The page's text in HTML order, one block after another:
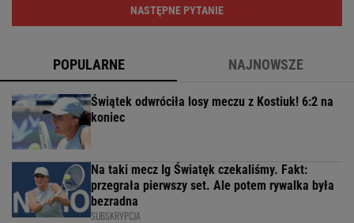
NASTĘPNE PYTANIE
POPULARNE NAJNOWSZE
Świątek odwróciła losy meczu z Kostiuk! 6:2 na
koniec
Na taki mecz Ig Światęk czekaliśmy. Fakt:
przegrała pierwszy set. Ale potem rywalka była
bezradna
SUBSKRYPCJA